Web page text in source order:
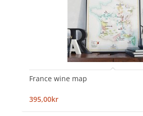
France wine map
395,00kr